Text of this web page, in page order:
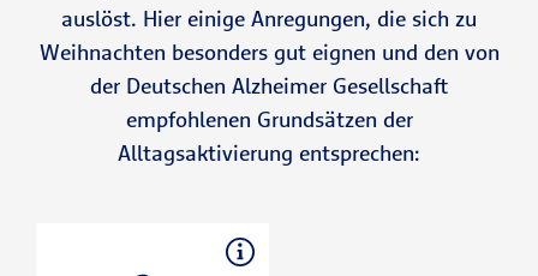
auslöst. Hier einige Anregungen, die sich zu
Weihnachten besonders gut eignen und den von
der Deutschen Alzheimer Gesellschaft
empfohlenen Grundsätzen der
Alltagsaktivierung entsprechen: